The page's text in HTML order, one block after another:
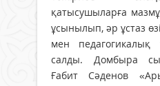
қатысушыларға
ұсынылып, әр ұстаз
мен педагогикалық
салды. Домбыра
Ғабит Сәденов